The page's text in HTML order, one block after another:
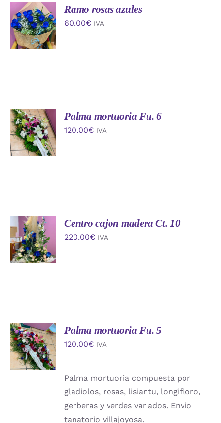
AÑADIR
AL
CARRITO
/
DETALLES
Ramo rosas azules
60.00€ IVA
AÑADIR
AL
CARRITO
/
DETALLES
Palma mortuoria Fu. 6
120.00€ IVA
AÑADIR
AL
CARRITO
/
DETALLES
Centro cajon madera Ct. 10
220.00€ IVA
AÑADIR
AL
CARRITO
/
DETALLES
Palma mortuoria Fu. 5
120.00€ IVA
Palma mortuoria compuesta por
gladiolos, rosas, lisiantu, longifloro,
gerberas y verdes variados. Envio
tanatorio villajoyosa.